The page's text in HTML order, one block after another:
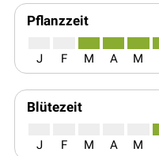
Pflanzzeit
J F M A M
Blütezeit
J F M A M